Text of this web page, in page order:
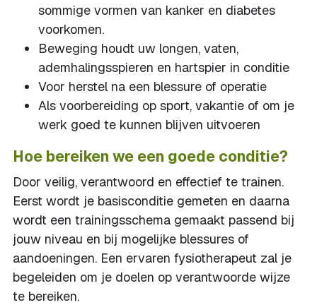
sommige vormen van kanker en diabetes
voorkomen.
Beweging houdt uw longen, vaten,
ademhalingsspieren en hartspier in conditie
Voor herstel na een blessure of operatie
Als voorbereiding op sport, vakantie of om je
werk goed te kunnen blijven uitvoeren
Hoe bereiken we een goede conditie?
Door veilig, verantwoord en effectief te trainen.
Eerst wordt je basisconditie gemeten en daarna
wordt een trainingsschema gemaakt passend bij
jouw niveau en bij mogelijke blessures of
aandoeningen. Een ervaren fysiotherapeut zal je
begeleiden om je doelen op verantwoorde wijze
te bereiken.